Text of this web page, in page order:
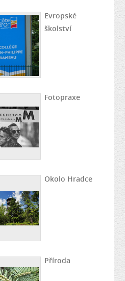
Evropské
školství
Fotopraxe
Okolo Hradce
Příroda